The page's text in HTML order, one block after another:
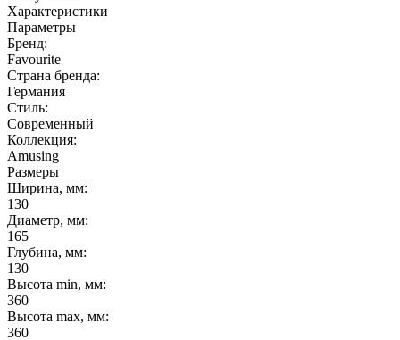
Характеристики
Параметры
Бренд:
Favourite
Страна бренда:
Германия
Стиль:
Современный
Коллекция:
Amusing
Размеры
Ширина, мм:
130
Диаметр, мм:
165
Глубина, мм:
130
Высота min, мм:
360
Высота max, мм:
360